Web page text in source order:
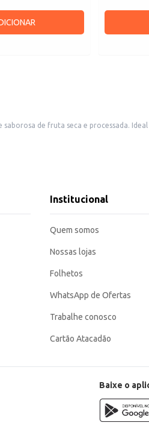
de fruta seca e processada.
e textura.
naturais ou mercearias.
Institucional
Quem somos
Nossas lojas
Folhetos
WhatsApp de Ofertas
Trabalhe conosco
Cartão Atacadão
Baixe o